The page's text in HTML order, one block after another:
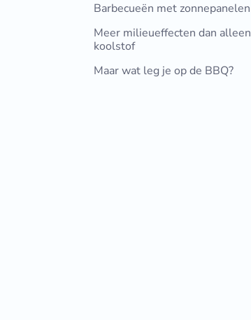
Barbecueën met zonnepanelen
Meer milieueffecten dan alleen
koolstof
Maar wat leg je op de BBQ?